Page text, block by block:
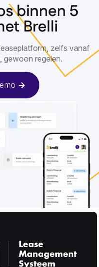
binnen 5
Brelli
zelfs vanaf
gewoon regelen.